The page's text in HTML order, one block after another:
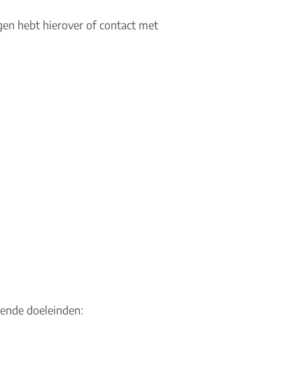
hebt hierover of contact met
doeleinden: